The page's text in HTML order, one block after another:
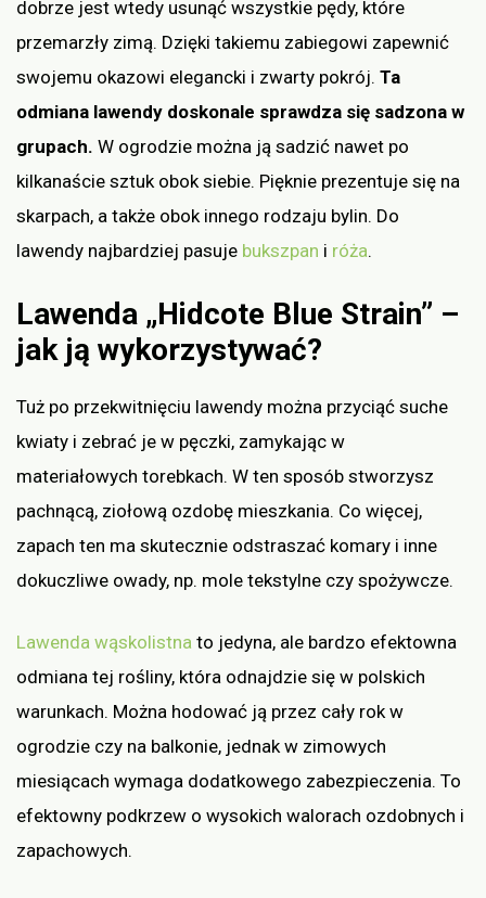
dobrze jest wtedy usunąć wszystkie pędy, które
przemarzły zimą. Dzięki takiemu zabiegowi zapewnić
swojemu okazowi elegancki i zwarty pokrój. Ta
odmiana lawendy doskonale sprawdza się sadzona w
grupach. W ogrodzie można ją sadzić nawet po
kilkanaście sztuk obok siebie. Pięknie prezentuje się na
skarpach, a także obok innego rodzaju bylin. Do
lawendy najbardziej pasuje bukszpan i róża.
Lawenda „Hidcote Blue Strain” –
jak ją wykorzystywać?
Tuż po przekwitnięciu lawendy można przyciąć suche
kwiaty i zebrać je w pęczki, zamykając w
materiałowych torebkach. W ten sposób stworzysz
pachnącą, ziołową ozdobę mieszkania. Co więcej,
zapach ten ma skutecznie odstraszać komary i inne
dokuczliwe owady, np. mole tekstylne czy spożywcze.
Lawenda wąskolistna to jedyna, ale bardzo efektowna
odmiana tej rośliny, która odnajdzie się w polskich
warunkach. Można hodować ją przez cały rok w
ogrodzie czy na balkonie, jednak w zimowych
miesiącach wymaga dodatkowego zabezpieczenia. To
efektowny podkrzew o wysokich walorach ozdobnych i
zapachowych.